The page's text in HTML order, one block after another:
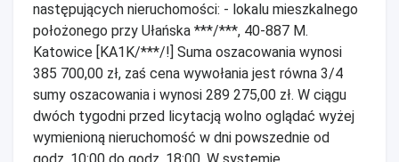
następujących nieruchomości: - lokalu mieszkalnego
położonego przy Ułańska ***/***, 40-887 M.
Katowice [KA1K/***/!] Suma oszacowania wynosi
385 700,00 zł, zaś cena wywołania jest równa 3/4
sumy oszacowania i wynosi 289 275,00 zł. W ciągu
dwóch tygodni przed licytacją wolno oglądać wyżej
wymienioną nieruchomość w dni powszednie od